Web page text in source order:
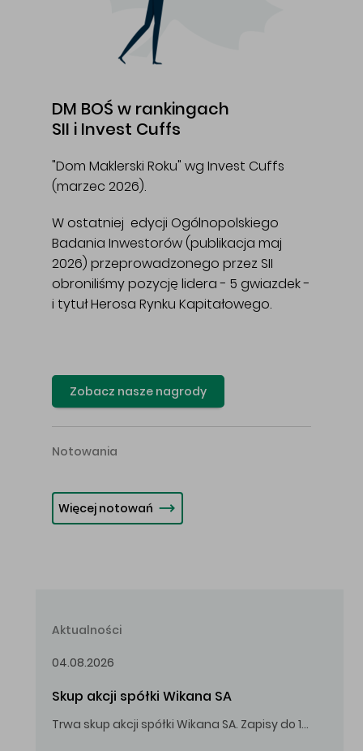
DM BOŚ w rankingach
SII i Invest Cuffs
"Dom Maklerski Roku" wg Invest Cuffs
(marzec 2026).
W ostatniej edycji Ogólnopolskiego
Badania Inwestorów (publikacja maj
2026) przeprowadzonego przez SII
obroniliśmy pozycję lidera - 5 gwiazdek -
i tytuł Herosa Rynku Kapitałowego.
Zobacz nasze nagrody
Notowania
Więcej notowań
Aktualności
04.08.2026
Skup akcji spółki Wikana SA
Trwa skup akcji spółki Wikana SA. Zapisy do 14.08.2026 r. do godz. 16.00.